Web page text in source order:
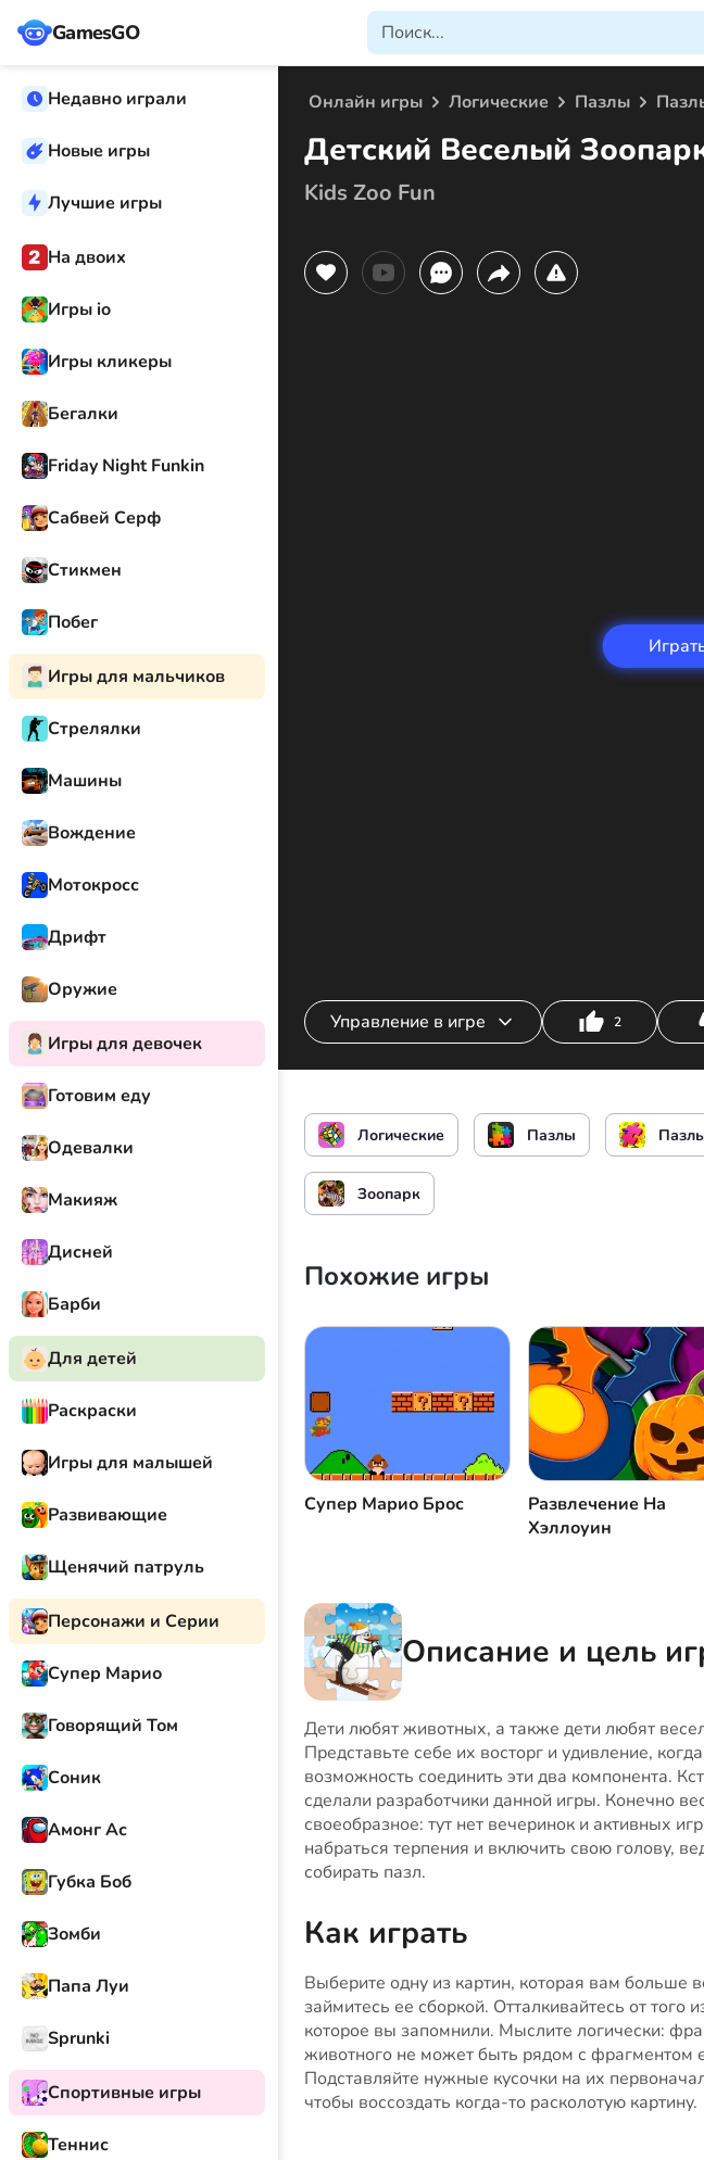
GamesGO
Недавно играли
Новые игры
Лучшие игры
На двоих
Игры io
Игры кликеры
Бегалки
Friday Night Funkin
Сабвей Серф
Стикмен
Побег
Игры для мальчиков
Стрелялки
Машины
Вождение
Мотокросс
Дрифт
Оружие
Игры для девочек
Готовим еду
Одевалки
Макияж
Дисней
Барби
Для детей
Раскраски
Игры для малышей
Развивающие
Щенячий патруль
Персонажи и Серии
Супер Марио
Говорящий Том
Соник
Амонг Ас
Губка Боб
Зомби
Папа Луи
Sprunki
Спортивные игры
Теннис
Онлайн игры Логические Пазлы
Детский Веселый
Kids Zoo Fun
Управление в игре 2
Передвинуть пазл или
Логические Пазлы
Зоопарк
Похожие игры
Супер Марио Брос
Развлечение На
Хэллоуин
Описание и цель
Дети любят животных, а также дети любят
Представьте себе их восторг и удивление,
возможность соединить эти два компонента.
сделали разработчики данной игры. Конечно
своеобразное: тут нет вечеринок и активных
набраться терпения и включить свою голову,
собирать пазл.
Как играть
Выберите одну из картин, которая вам больше
займитесь ее сборкой. Отталкивайтесь от того
которое вы запомнили. Мыслите логически:
животного не может быть рядом с фрагментом
Подставляйте нужные кусочки на их
чтобы воссоздать когда-то расколотую картину.